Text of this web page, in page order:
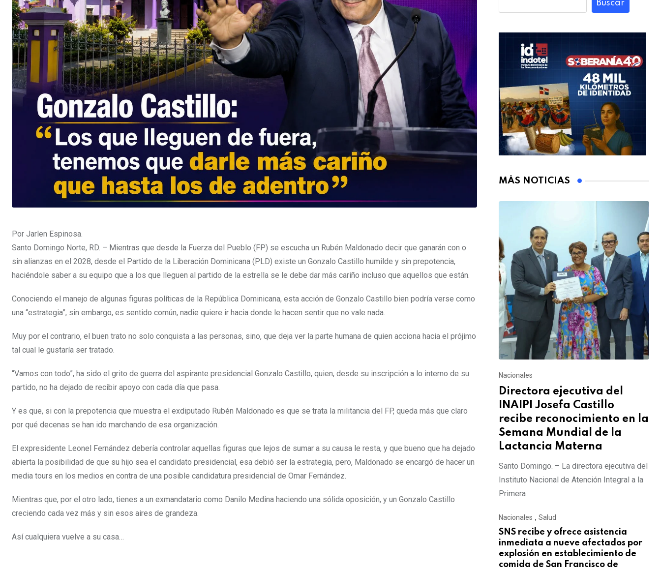
Por Jarlen Espinosa.
Santo Domingo Norte, RD. – Mientras que desde la Fuerza del Pueblo (FP) se escucha un Rubén Maldonado decir que ganarán con o
sin alianzas en el 2028, desde el Partido de la Liberación Dominicana (PLD) existe un Gonzalo Castillo humilde y sin prepotencia,
haciéndole saber a su equipo que a los que lleguen al partido de la estrella se le debe dar más cariño incluso que aquellos que están.
Conociendo el manejo de algunas figuras políticas de la República Dominicana, esta acción de Gonzalo Castillo bien podría verse como
una “estrategia”, sin embargo, es sentido común, nadie quiere ir hacia donde le hacen sentir que no vale nada.
Muy por el contrario, el buen trato no solo conquista a las personas, sino, que deja ver la parte humana de quien acciona hacia el prójimo
tal cual le gustaría ser tratado.
“Vamos con todo”, ha sido el grito de guerra del aspirante presidencial Gonzalo Castillo, quien, desde su inscripción a lo interno de su
partido, no ha dejado de recibir apoyo con cada día que pasa.
Y es que, si con la prepotencia que muestra el exdiputado Rubén Maldonado es que se trata la militancia del FP, queda más que claro
por qué decenas se han ido marchando de esa organización.
El expresidente Leonel Fernández debería controlar aquellas figuras que lejos de sumar a su causa le resta, y que bueno que ha dejado
abierta la posibilidad de que su hijo sea el candidato presidencial, esa debió ser la estrategia, pero, Maldonado se encargó de hacer un
media tours en los medios en contra de una posible candidatura presidencial de Omar Fernández.
Mientras que, por el otro lado, tienes a un exmandatario como Danilo Medina haciendo una sólida oposición, y un Gonzalo Castillo
creciendo cada vez más y sin esos aires de grandeza.
Así cualquiera vuelve a su casa…
Buscar
MÁS NOTICIAS
Nacionales
Directora ejecutiva del
INAIPI Josefa Castillo
recibe reconocimiento en la
Semana Mundial de la
Lactancia Materna
Santo Domingo. – La directora ejecutiva del
Instituto Nacional de Atención Integral a la
Primera
Nacionales , Salud
SNS recibe y ofrece asistencia
inmediata a nueve afectados por
explosión en establecimiento de
comida de San Francisco de